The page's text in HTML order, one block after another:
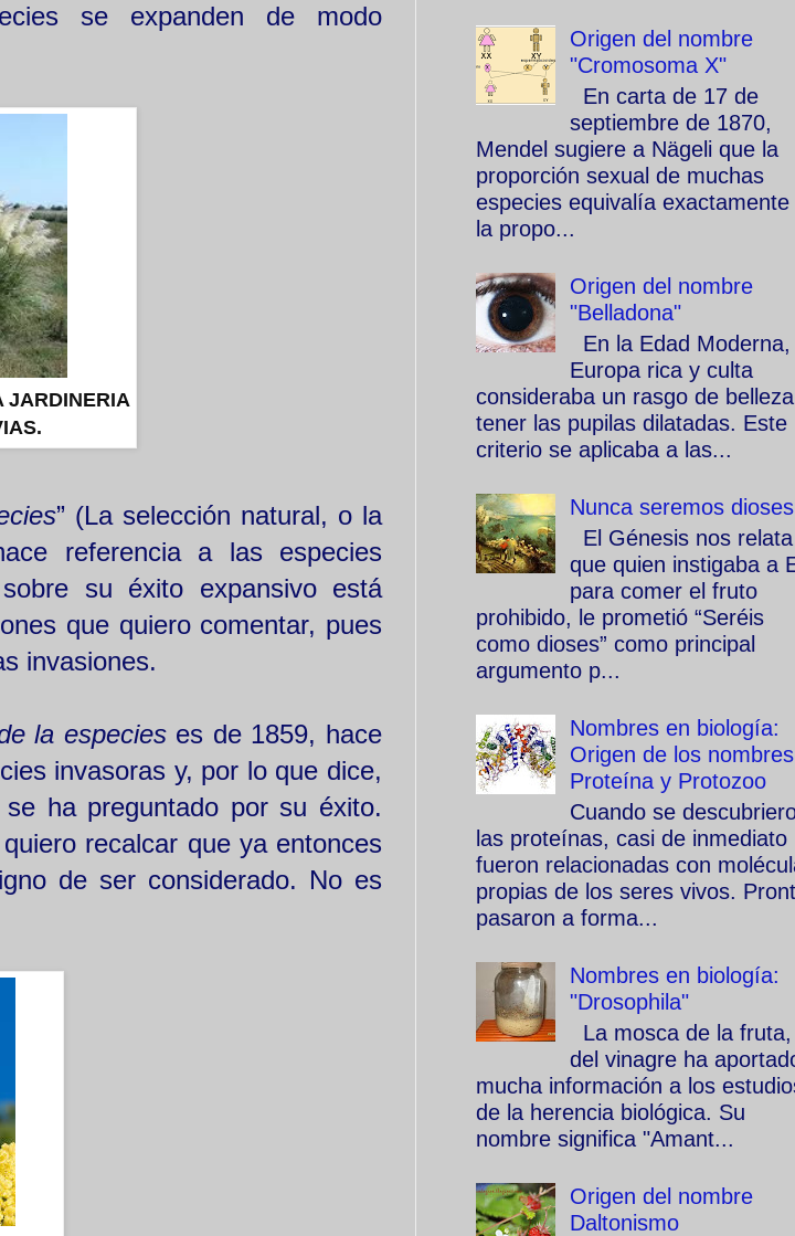
se expanden de modo
JARDINERIA
” (La selección natural, o la
referencia a las especies
su éxito expansivo está
que quiero comentar, pues
invasiones.
la especieses de 1859, hace
invasoras y, por lo que dice,
ha preguntado por su éxito.
recalcar que ya entonces
de ser considerado. No es
Origen del nombre
"Cromosoma X"
En carta de 17 de
septiembre de 1870,
Mendel sugiere a Nägeli que la
proporción sexual de muchas
especies equivalía exactamente
la propo...
Origen del nombre
"Belladona"
En la Edad Moderna,
Europa rica y culta
consideraba un rasgo de
tener las pupilas dilatadas. Este
criterio se aplicaba a las...
Nunca seremos dioses
El Génesis nos relata
que quien instigaba a
para comer el fruto
prohibido, le prometió “Seréis
como dioses” como principal
argumento p...
Nombres en biología:
Origen de los nombres
Proteína y Protozoo
Cuando se
las proteínas, casi de inmediato
fueron relacionadas con
propias de los seres vivos.
pasaron a forma...
Nombres en biología:
"Drosophila"
La mosca de la
del vinagre ha
mucha información a los
de la herencia biológica. Su
nombre significa "Amant...
Origen del nombre
Daltonismo